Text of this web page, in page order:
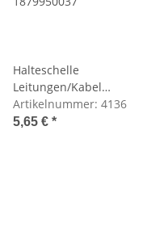
Halteschelle
Leitungen/Kabel
1879950037
Artikelnummer: 4136
5,65 € *